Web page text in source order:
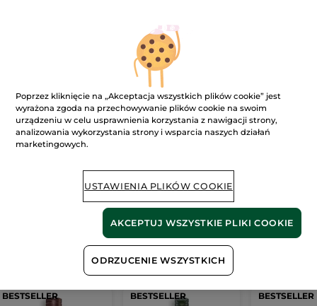
Ups!
Wygląda na to, że ta strona już nie istnieje
link jest nieprawidłowy.
BESTSELLER BESTSELLER BESTSELLER
Poprzez kliknięcie na „Akceptacja wszystkich plików cookie” jest
wyrażona zgoda na przechowywanie plików cookie na swoim
urządzeniu w celu usprawnienia korzystania z nawigacji strony,
analizowania wykorzystania strony i wsparcia naszych działań
marketingowych.
USTAWIENIA PLIKÓW COOKIE
ODRZUCENIE WSZYSTKICH
AKCEPTUJ WSZYSTKIE PLIKI COOKIE